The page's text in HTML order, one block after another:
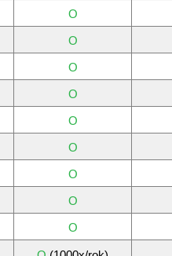
O
O
O
O
O
O
O
O
O